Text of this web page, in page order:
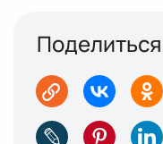
Поделиться